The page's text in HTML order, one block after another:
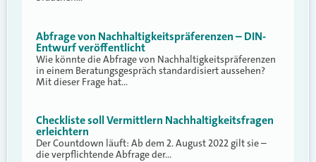
Abfrage von Nachhaltigkeitspräferenzen – DIN-
Entwurf veröffentlicht
Wie könnte die Abfrage von Nachhaltigkeitspräferenzen
in einem Beratungsgespräch standardisiert aussehen?
Mit dieser Frage hat…
Checkliste soll Vermittlern Nachhaltigkeitsfragen
erleichtern
Der Countdown läuft: Ab dem 2. August 2022 gilt sie –
die verpflichtende Abfrage der…